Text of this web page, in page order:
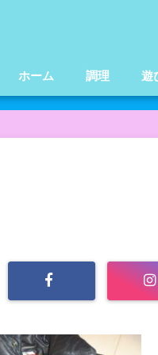
ホーム 調理 遊